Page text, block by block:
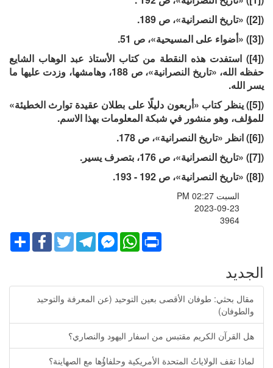
([2]) «تاريخ النصرانية»، ص 189.
([3]) «أضواء على المسيحية»، ص 51.
([4]) استفدت هذه النقطة من كتاب الأستاذ عبد الوهاب الشايع
حفظه الله، «تاريخ النصرانية»، ص 188، وهامشها، وزدت عليها ما
يسر الله.
([5]) ينظر كتاب «أربعون دليلًا على بطلان عقيدة توارث الخطيئة»
للمؤلف، وهو منشور في شبكة المعلومات بهذا الاسم.
([6]) انظر «تاريخ النصرانية»، ص 178.
([7]) «تاريخ النصرانية»، ص 176، بتصرف يسير.
([8]) «تاريخ النصرانية»، ص 192 - 193.
السبت PM 02:27
2023-09-23
3964
ShareFacebookTwitter
TelegramFacebook
Messenger
WhatsApp Print
الجديد
مقال بحثي: طوفان الأقصى بعين التوحيد (عن المعرفة والتوحيد
والطوفان)
هل القرآن الكريم مقتبس من اسفار اليهود والنصاري؟
لماذا تقف الولاياتُ المتحدة الأمريكية وحلفاؤُها مع الصهاينة؟